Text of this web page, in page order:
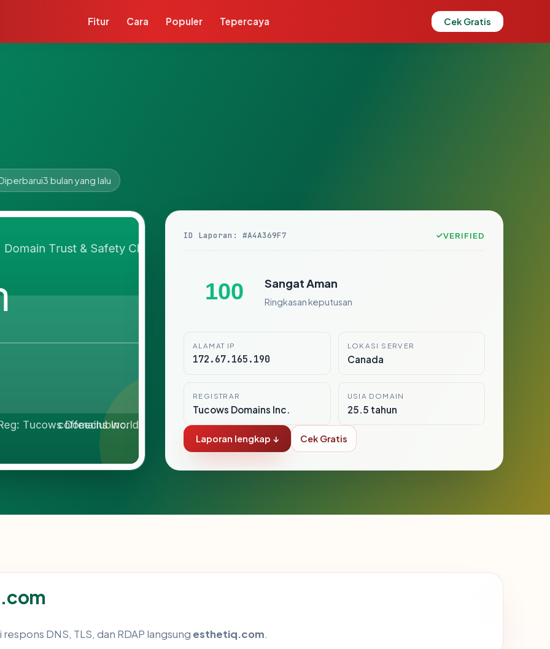
Fitur Cara Populer Tepercaya Cek Gratis
3 bulan yang lalu
ID Laporan: #A4A369F7 VERIFIED
100 Sangat Aman
Ringkasan keputusan
ALAMAT IP
172.67.165.190
LOKASI SERVER
Canada
REGISTRAR
Tucows Domains Inc.
USIA DOMAIN
25.5 tahun
Laporan lengkap ↓ Cek Gratis
DNS, TLS, dan RDAP langsung esthetiq.com.